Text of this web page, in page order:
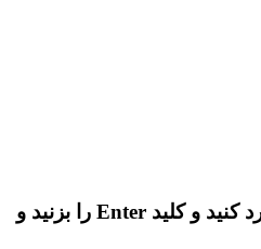
نام پروژه را در کادر زیر وارد کنید و کلید Enter را بزنید و